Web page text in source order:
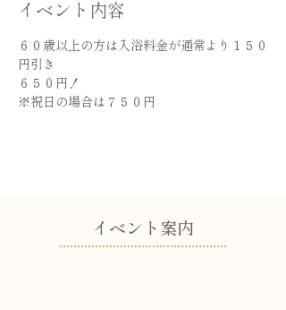
イベント内容
６０歳以上の方は入浴料金が通常より１５０
円引き
６５０円！
※祝日の場合は７５０円
​イベント案内